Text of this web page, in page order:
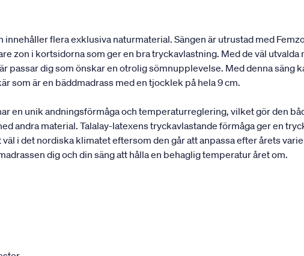
flera exklusiva naturmaterial. Sängen är utrustad med
zon i kortsidorna som ger en bra tryckavlastning. Med de väl
passar dig som önskar en otrolig sömnupplevelse. Med denna säng
som är en bäddmadrass med en tjocklek på hela 9 cm.
en unik andningsförmåga och temperaturreglering, vilket gör den
andra material. Talalay-latexens tryckavlastande förmåga ger en
i det nordiska klimatet eftersom den går att anpassa efter årets
dig och din säng att hålla en behaglig temperatur året om.